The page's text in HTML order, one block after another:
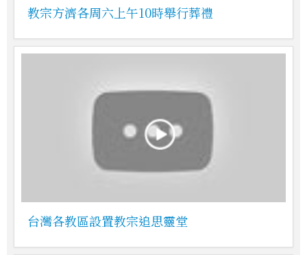
教宗方濟各周六上午10時舉行葬禮
台灣各教區設置教宗追思靈堂